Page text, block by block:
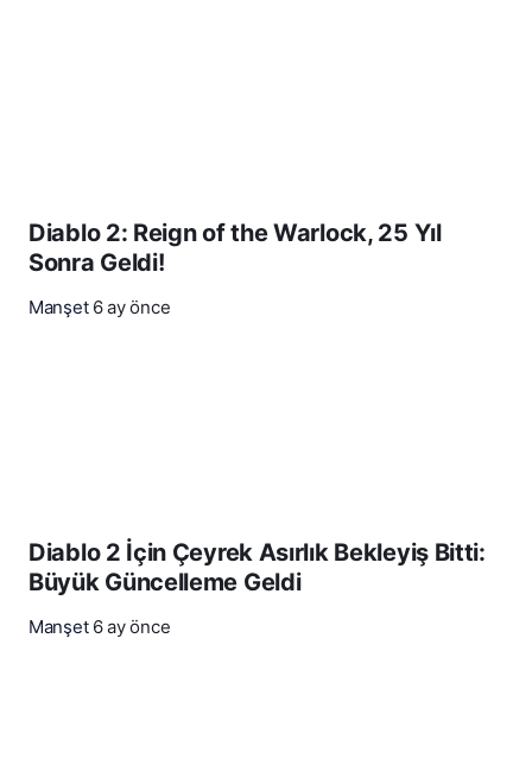
Diablo 2: Reign of the Warlock, 25 Yıl
Sonra Geldi!
Manşet 6 ay önce
Diablo 2 İçin Çeyrek Asırlık Bekleyiş Bitti:
Büyük Güncelleme Geldi
Manşet 6 ay önce